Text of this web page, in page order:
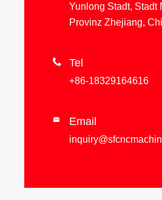
Yunlong Stadt, Stadt
Provinz Zhejiang,
 Tel
+86-18329164616
 Email